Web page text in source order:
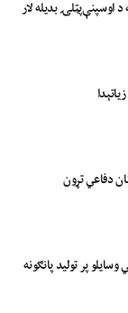
اوسپنې‌پټلۍ بدیله لار
دفاعي تړون
پر تولید پانګونه